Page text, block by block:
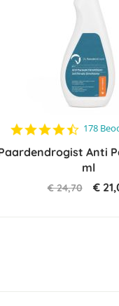
4.4
rating
178
Anti
ml
€ 24,70 €